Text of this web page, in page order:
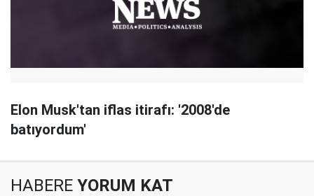
Elon Musk'tan iflas itirafı: '2008'de
batıyordum'
HABERE YORUM KAT